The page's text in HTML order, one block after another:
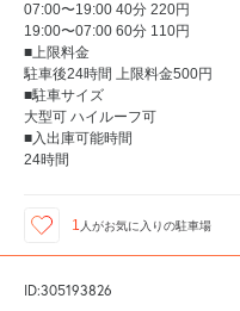
07:00〜19:00 40分 220円
19:00〜07:00 60分 110円
■上限料金
駐車後24時間 上限料金500円
■駐車サイズ
大型可 ハイルーフ可
■入出庫可能時間
24時間
1 人がお気に入りの駐車場
ID:305193826